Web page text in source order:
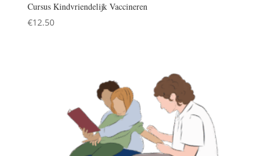
Cursus Kindvriendelijk Vaccineren
€12.50